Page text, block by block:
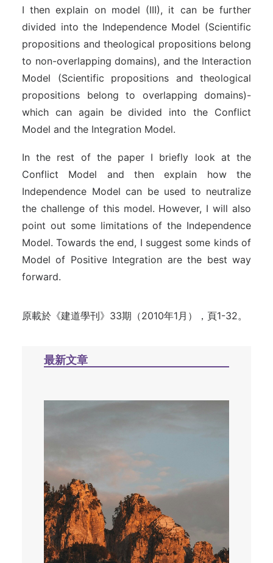
I then explain on model (III), it can be further
divided into the Independence Model (Scientific
propositions and theological propositions belong
to non-overlapping domains), and the Interaction
Model (Scientific propositions and theological
propositions belong to overlapping domains)-
which can again be divided into the Conflict
Model and the Integration Model.
In the rest of the paper I briefly look at the
Conflict Model and then explain how the
Independence Model can be used to neutralize
the challenge of this model. However, I will also
point out some limitations of the Independence
Model. Towards the end, I suggest some kinds of
Model of Positive Integration are the best way
forward.
原載於《建道學刊》33期（2010年1月），頁1-32。
最新文章